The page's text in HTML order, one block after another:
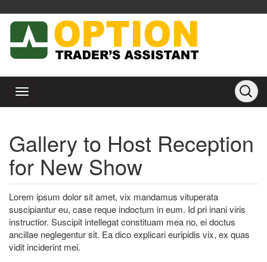
Gallery to Host Reception
for New Show
Lorem ipsum dolor sit amet, vix mandamus vituperata
suscipiantur eu, case reque indoctum in eum. Id pri inani viris
instructior. Suscipit intellegat constituam mea no, ei doctus
ancillae neglegentur sit. Ea dico explicari euripidis vix, ex quas
vidit inciderint mei.